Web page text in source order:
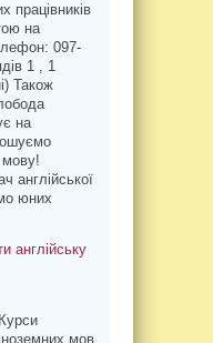
працівників
на
097-
1 , 1
Також
на
мову!
англійської
юних
англійську
Курси
мов